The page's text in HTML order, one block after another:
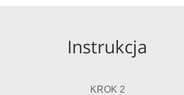
Instrukcja
KROK 2